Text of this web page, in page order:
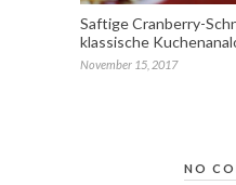
Saftige Cranberry-
klassische
November 15, 2017
NO